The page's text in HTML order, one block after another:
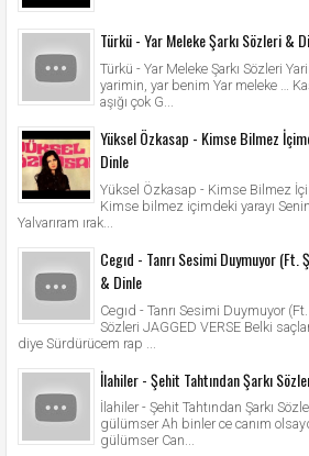
Türkü - Yar Meleke Şarkı Sözleri &
Türkü - Yar Meleke Şarkı Sözleri
yarimin, yar benim Yar meleke …
aşığı çok G...
Yüksel Özkasap - Kimse Bilmez
Dinle
Yüksel Özkasap - Kimse Bilmez
Kimse bilmez içimdeki yarayı
Yalvarıram ırak...
Cegıd - Tanrı Sesimi Duymuyor (Ft.
& Dinle
Cegıd - Tanrı Sesimi Duymuyor
Sözleri JAGGED VERSE Belki
diye Sürdürücem rap ...
İlahiler - Şehit Tahtından Şarkı
İlahiler - Şehit Tahtından Şarkı
gülümser Ah binler ce canım
gülümser Can...